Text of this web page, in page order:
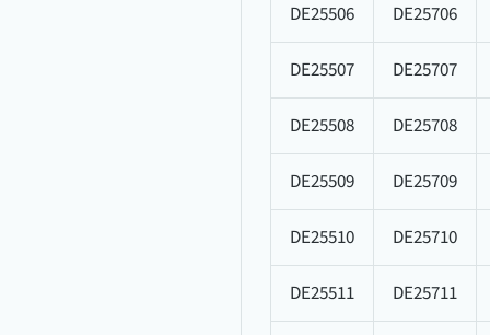
DE25506 DE25706
DE25507 DE25707
DE25508 DE25708
DE25509 DE25709
DE25510 DE25710
DE25511 DE25711